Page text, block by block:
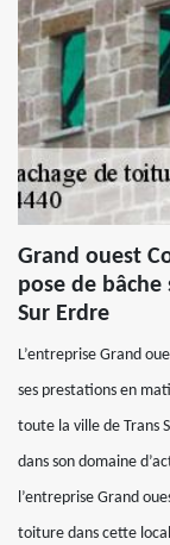
Grand ouest
pose de
Sur Erdre
L’entreprise Grand
ses prestations en
toute la ville de Trans
dans son domaine
l’entreprise Grand
toiture dans cette